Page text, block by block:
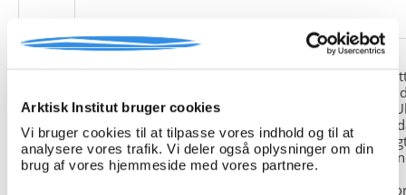
Arktisk Institut bruger cookies
Vi bruger cookies til at tilpasse vores indhold og til at
analysere vores trafik. Vi deler også oplysninger om din
brug af vores hjemmeside med vores partnere.
A 038
FRIEDRICH LITTMANN
Denne arkivfond indeholder en kopi af Friedrich
upublicerede erindringer. Originalen befinder sig i
tyske historiker Franz Selingers privatarkiv i byen
Tyskland. Friedrich Littmann var en af de tyske
der var med i vejrstationen "Holzauge" i Hansa
Nordøstgrønland under Anden Verdenskrig.
"Holzauge" blev opdaget af Nordøstgrønlands
Slædepatrulje med Eli Knudsen som medlem og